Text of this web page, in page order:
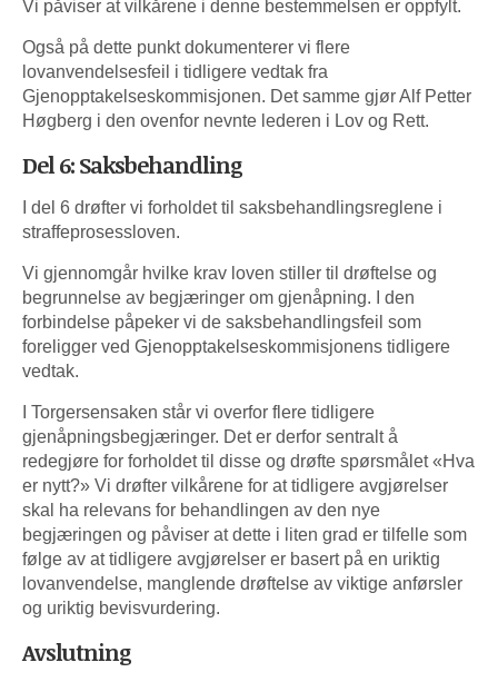
Vi påviser at vilkårene i denne bestemmelsen er oppfylt.
Også på dette punkt dokumenterer vi flere
lovanvendelsesfeil i tidligere vedtak fra
Gjenopptakelseskommisjonen. Det samme gjør Alf Petter
Høgberg i den ovenfor nevnte lederen i Lov og Rett.
Del 6: Saksbehandling
I del 6 drøfter vi forholdet til saksbehandlingsreglene i
straffeprosessloven.
Vi gjennomgår hvilke krav loven stiller til drøftelse og
begrunnelse av begjæringer om gjenåpning. I den
forbindelse påpeker vi de saksbehandlingsfeil som
foreligger ved Gjenopptakelseskommisjonens tidligere
vedtak.
I Torgersensaken står vi overfor flere tidligere
gjenåpningsbegjæringer. Det er derfor sentralt å
redegjøre for forholdet til disse og drøfte spørsmålet «Hva
er nytt?» Vi drøfter vilkårene for at tidligere avgjørelser
skal ha relevans for behandlingen av den nye
begjæringen og påviser at dette i liten grad er tilfelle som
følge av at tidligere avgjørelser er basert på en uriktig
lovanvendelse, manglende drøftelse av viktige anførsler
og uriktig bevisvurdering.
Avslutning